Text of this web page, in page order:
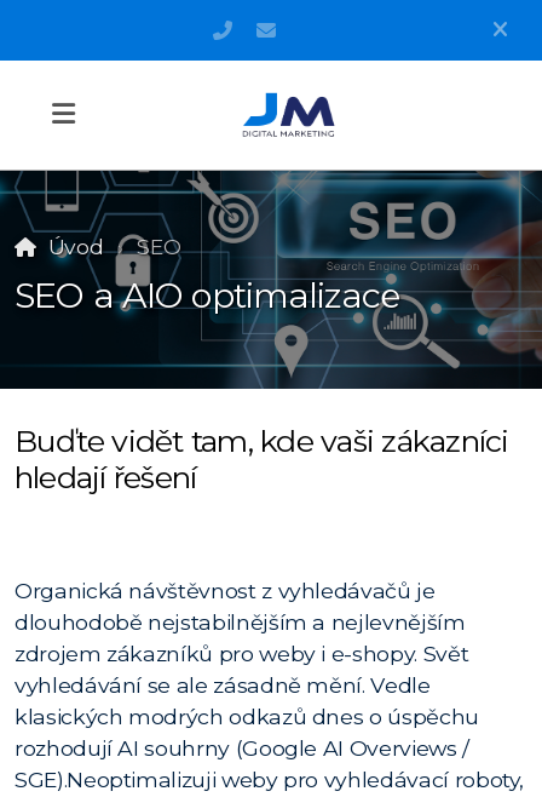
+420 606 571 990
Úvod SEO
SEO a AIO optimalizace
Buďte vidět tam, kde vaši zákazníci
hledají řešení
Organická návštěvnost z vyhledávačů je
dlouhodobě nejstabilnějším a nejlevnějším
zdrojem zákazníků pro weby i e-shopy. Svět
vyhledávání se ale zásadně mění. Vedle
klasických modrých odkazů dnes o úspěchu
rozhodují AI souhrny (Google AI Overviews /
SGE).Neoptimalizuji weby pro vyhledávací roboty,